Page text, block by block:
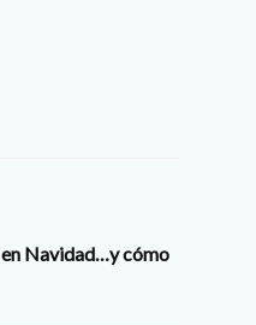
en Navidad…y cómo